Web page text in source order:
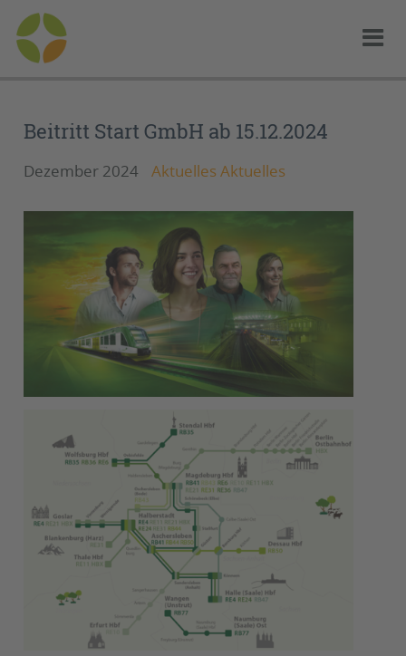
Beitritt Start GmbH ab 15.12.2024
Dezember 2024 Aktuelles Aktuelles